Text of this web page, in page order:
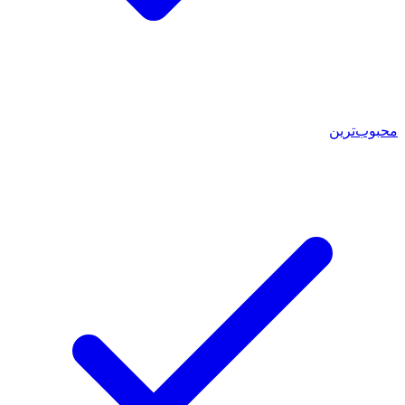
محبوب‌ترین